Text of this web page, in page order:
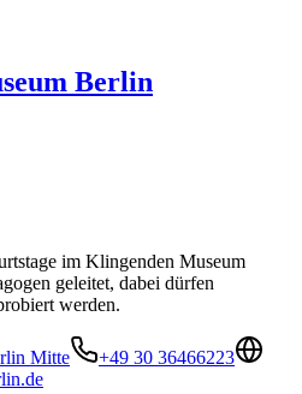
Berlin
im Klingenden Museum
geleitet, dabei dürfen
werden.
Mitte
+49 30 36466223